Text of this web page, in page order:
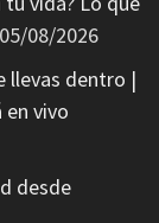
05/08/2026
llevas dentro |
en vivo
desde